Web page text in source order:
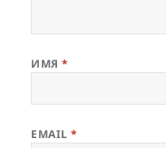
ИМЯ*
EMAIL*